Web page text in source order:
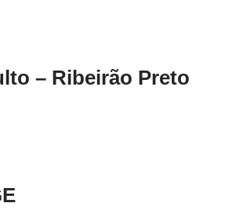
– Ribeirão Preto